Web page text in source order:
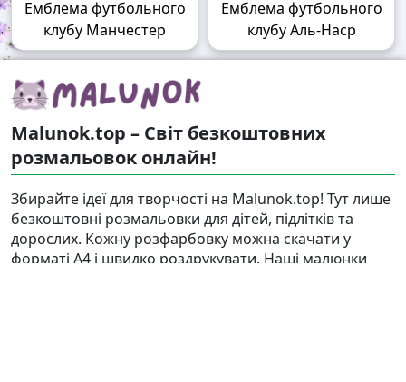
Емблема футбольного
клубу Манчестер
Емблема футбольного
клубу Аль-Наср
Malunok.top – Світ безкоштовних
розмальовок онлайн!
Збирайте ідеї для творчості на Malunok.top! Тут лише
безкоштовні розмальовки для дітей, підлітків та
дорослих. Кожну розфарбовку можна скачати у
форматі А4 і швидко роздрукувати. Наші малюнки